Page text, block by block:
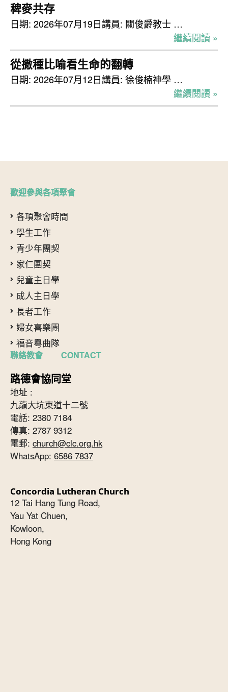
稗麥共存
日期: 2026年07月19日講員: 關俊爵教士 …
繼續閱讀 »
從撒種比喻看生命的翻轉
日期: 2026年07月12日講員: 徐俊楠神學 …
繼續閱讀 »
歡迎參與各項聚會
各項聚會時間
學生工作
青少年團契
家仁團契
兒童主日學
成人主日學
長者工作
婦女喜樂團
福音粵曲隊
聯絡教會 CONTACT
路德會協同堂
地址 :
九龍大坑東道十二號
電話: 2380 7184
傳真: 2787 9312
電郵: church@clc.org.hk
WhatsApp: 6586 7837
Concordia Lutheran Church
12 Tai Hang Tung Road,
Yau Yat Chuen,
Kowloon,
Hong Kong